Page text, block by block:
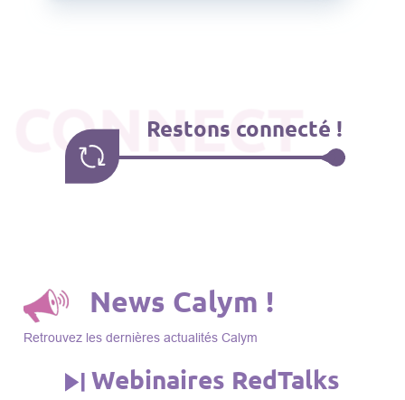
CONNECT
Restons connecté !
News Calym !
Retrouvez les dernières actualités Calym
Webinaires RedTalks